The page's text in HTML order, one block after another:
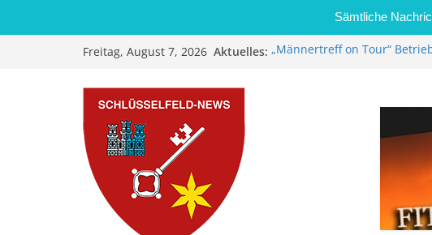
Sämtliche
Freitag, August 7, 2026 Aktuelles: „Männertreff on Tour“
Stadt Schlüsselfeld bietet
Dieseldiebstahl im Wert von